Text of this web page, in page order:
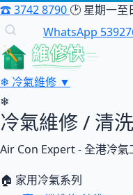
☎3742 8790 🕑 星期一至
WhatsApp
維修快
❄ 冷氣維修 ▼
❄
冷氣維修 / 清洗
Air Con Expert - 全港冷氣
🏠 家用冷氣系列